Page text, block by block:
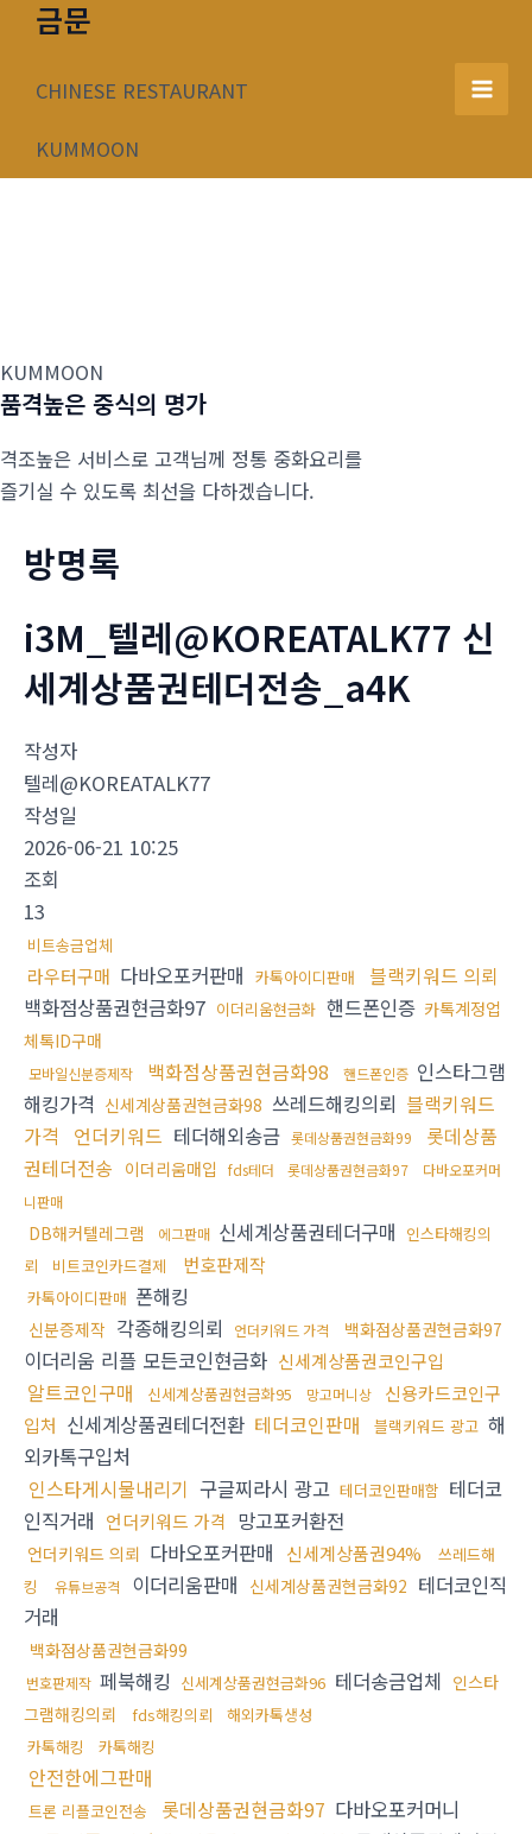
너
금문
CHINESE RESTAURANT
KUMMOON
Main
KUMMOON
품격높은 중식의 명가
격조높은 서비스로 고객님께 정통 중화요리를
즐기실 수 있도록 최선을 다하겠습니다.
방명록
i3M_텔레@KOREATALK77 신
세계상품권테더전송_a4K
작성자
텔레@KOREATALK77
작성일
2026-06-21 10:25
조회
13
비트송금업체
라우터구매 다바오포커판매 카톡아이디판매
블랙키워드 의뢰
백화점상품권현금화97 이더리움현금화 핸드폰인증 카톡계정업
체톡ID구매
모바일신분증제작 백화점상품권현금화98 핸드폰인증 인스타그램
해킹가격 신세계상품권현금화98 쓰레드해킹의뢰 블랙키워드
가격
언더키워드 테더해외송금 롯데상품권현금화99
롯데상품
권테더전송 이더리움매입 fds테더 롯데상품권현금화97
다바오포커머
니판매
DB해커텔레그램 에그판매 신세계상품권테더구매 인스타해킹의
뢰
비트코인카드결제 번호판제작
카톡아이디판매 폰해킹
신분증제작 각종해킹의뢰 언더키워드 가격 백화점상품권현금화97
이더리움 리플 모든코인현금화 신세계상품권코인구입
알트코인구매 신세계상품권현금화95 망고머니상
신용카드코인구
입처 신세계상품권테더전환 테더코인판매 블랙키워드 광고 해
외카톡구입처
인스타게시물내리기 구글찌라시 광고 테더코인판매함 테더코
인직거래 언더키워드 가격 망고포커환전
언더키워드 의뢰 다바오포커판매 신세계상품권94%
쓰레드해
킹
유튜브공격 이더리움판매 신세계상품권현금화92 테더코인직
거래
백화점상품권현금화99
번호판제작 페북해킹 신세계상품권현금화96 테더송금업체 인스타
그램해킹의뢰
fds해킹의뢰
해외카톡생성
카톡해킹
카톡해킹
안전한에그판매
트론 리플코인전송 롯데상품권현금화97 다바오포커머니